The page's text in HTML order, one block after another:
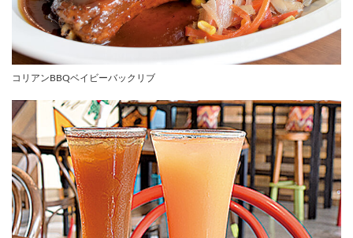
コリアンBBQベイビーバックリブ